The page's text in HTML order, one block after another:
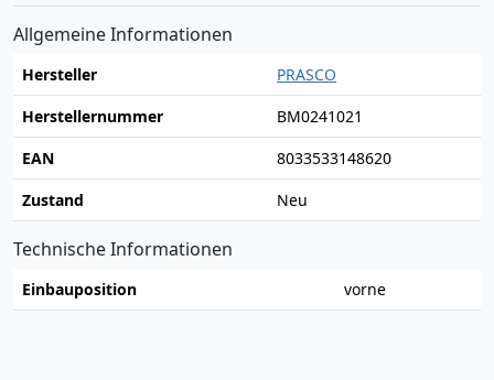
Allgemeine Informationen
Hersteller
PRASCO
Herstellernummer
BM0241021
EAN
8033533148620
Zustand
Neu
Technische Informationen
Einbauposition vorne